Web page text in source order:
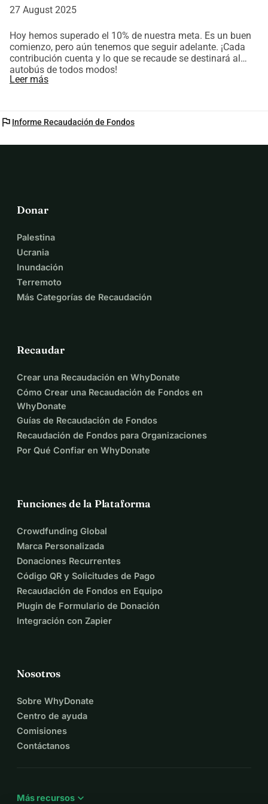
27 August 2025
Hoy hemos superado el 10% de nuestra meta. Es un buen
comienzo, pero aún tenemos que seguir adelante. ¡Cada
contribución cuenta y lo que se recaude se destinará al
autobús de todos modos!
Leer más
flag Informe Recaudación de Fondos
Donar
Palestina
Ucrania
Inundación
Terremoto
Más Categorías de Recaudación
Recaudar
Crear una Recaudación en WhyDonate
Cómo Crear una Recaudación de Fondos en
WhyDonate
Guías de Recaudación de Fondos
Recaudación de Fondos para Organizaciones
Por Qué Confiar en WhyDonate
Funciones de la Plataforma
Crowdfunding Global
Marca Personalizada
Donaciones Recurrentes
Código QR y Solicitudes de Pago
Recaudación de Fondos en Equipo
Plugin de Formulario de Donación
Integración con Zapier
Nosotros
Sobre WhyDonate
Centro de ayuda
Comisiones
Contáctanos
Más recursos expand_more